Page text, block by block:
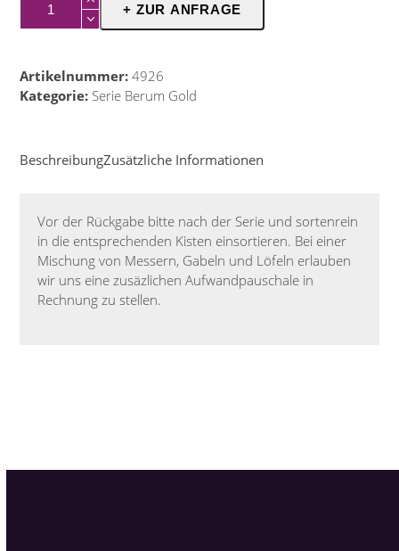
Berum
+ ZUR ANFRAGE
Artikelnummer:4926
Kategorie: Serie Berum Gold
BeschreibungZusätzliche Informationen
Vor der Rückgabe bitte nach der Serie und sortenrein
in die entsprechenden Kisten einsortieren. Bei einer
Mischung von Messern, Gabeln und Löfeln erlauben
wir uns eine zusäzlichen Aufwandpauschale in
Rechnung zu stellen.